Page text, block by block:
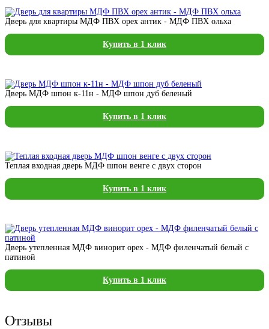
Дверь для квартиры МДФ ПВХ орех антик - МДФ ПВХ ольха
Купить в 1 клик
Дверь МДФ шпон к-11н - МДФ шпон дуб беленый
Купить в 1 клик
Теплая входная дверь МДФ шпон венге с двух сторон
Купить в 1 клик
Дверь утепленная МДФ винорит орех - МДФ филенчатый белый с
патиной
Купить в 1 клик
Отзывы